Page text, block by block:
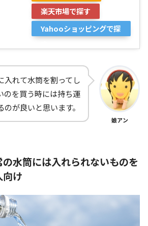
楽天市場で探す
Yahooショッピングで探
入れて水筒を割ってし
のを買う時には持ち運
が良いと思います。
娘アン
水筒には入れられないものを
け